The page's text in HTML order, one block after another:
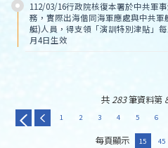
112/03/16行政院核復本署於中共軍
務，實際出海偕同海軍應處與中共軍
艇)人員，得支領「演訓特別津貼」
月4日生效
共283筆資料第
1 2 3 4 5 6
每頁顯示 15 45